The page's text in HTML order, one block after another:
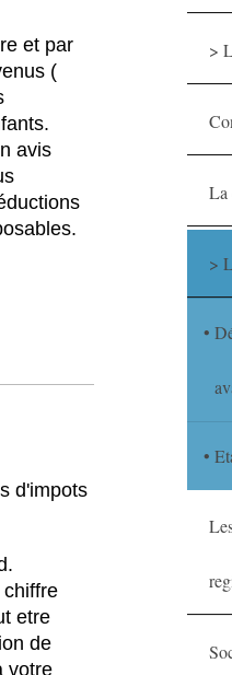
et par
(
avis
d'impots
etre
de
votre
>
La
>